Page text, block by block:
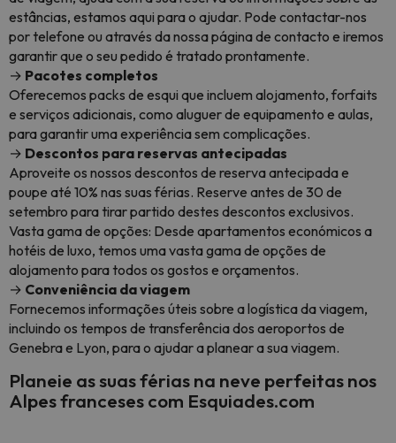
estâncias, estamos aqui para o ajudar. Pode contactar-nos
por telefone ou através da nossa página de contacto e iremos
garantir que o seu pedido é tratado prontamente.
→ Pacotes completos
Oferecemos packs de esqui que incluem alojamento, forfaits
e serviços adicionais, como aluguer de equipamento e aulas,
para garantir uma experiência sem complicações.
→ Descontos para reservas antecipadas
Aproveite os nossos descontos de reserva antecipada e
poupe até 10% nas suas férias. Reserve antes de 30 de
setembro para tirar partido destes descontos exclusivos.
Vasta gama de opções: Desde apartamentos económicos a
hotéis de luxo, temos uma vasta gama de opções de
alojamento para todos os gostos e orçamentos.
→ Conveniência da viagem
Fornecemos informações úteis sobre a logística da viagem,
incluindo os tempos de transferência dos aeroportos de
Genebra e Lyon, para o ajudar a planear a sua viagem.
Planeie as suas férias na neve perfeitas nos
Alpes franceses com Esquiades.com